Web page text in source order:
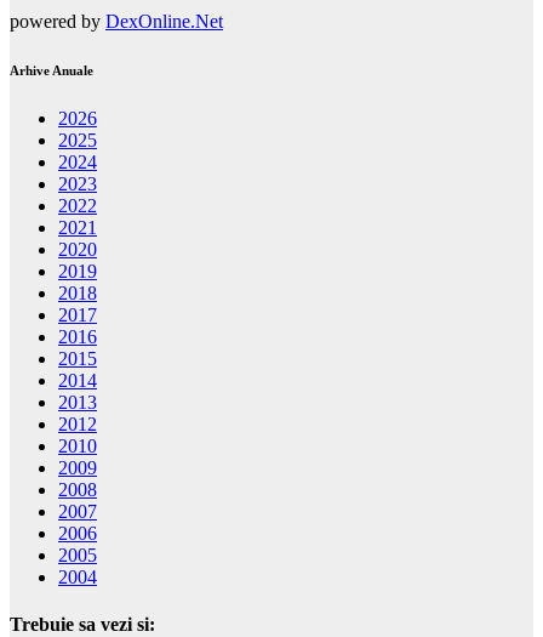
powered by DexOnline.Net
Arhive Anuale
2026
2025
2024
2023
2022
2021
2020
2019
2018
2017
2016
2015
2014
2013
2012
2010
2009
2008
2007
2006
2005
2004
Trebuie sa vezi si: